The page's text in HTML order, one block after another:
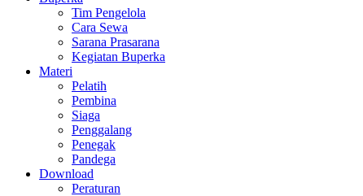
Tim Pengelola
Cara Sewa
Sarana Prasarana
Kegiatan Buperka
Materi
Pelatih
Pembina
Siaga
Penggalang
Penegak
Pandega
Download
Peraturan